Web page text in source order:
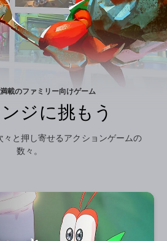
載のファミリー向けゲーム
ジに挑もう
々と押し寄せるアクションゲームの
数々。